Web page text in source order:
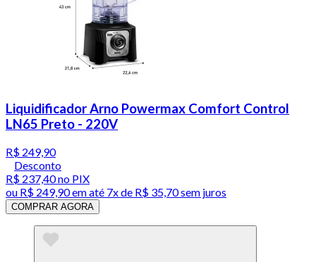
Liquidificador Arno Powermax Comfort Control
LN65 Preto - 220V
R$ 249,90
Desconto
R$ 237,40no PIX
ou R$ 249,90em até 7x de R$ 35,70 sem juros
COMPRAR AGORA